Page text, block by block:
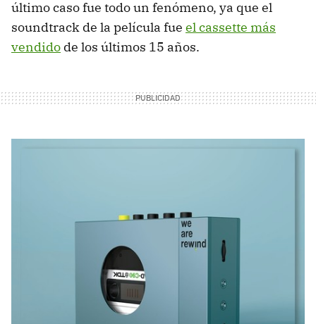
último caso fue todo un fenómeno, ya que el
soundtrack de la película fue el cassette más
vendido de los últimos 15 años.